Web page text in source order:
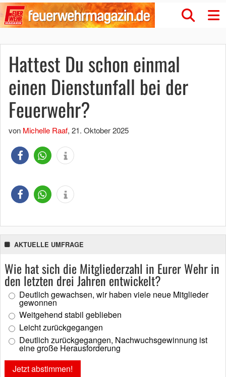
Hattest Du schon einmal
einen Dienstunfall bei der
Feuerwehr?
von Michelle Raaf, 21. Oktober 2025
AKTUELLE UMFRAGE
Wie hat sich die Mitgliederzahl in Eurer Wehr in
den letzten drei Jahren entwickelt?
Deutlich gewachsen, wir haben viele neue Mitglieder
gewonnen
Weitgehend stabil geblieben
Leicht zurückgegangen
Deutlich zurückgegangen, Nachwuchsgewinnung ist
eine große Herausforderung